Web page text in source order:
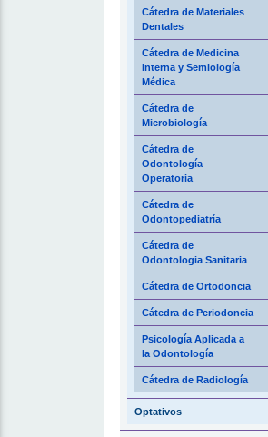
Cátedra de Materiales
Dentales
Cátedra de Medicina
Interna y Semiología
Médica
Cátedra de
Microbiología
Cátedra de
Odontología
Operatoria
Cátedra de
Odontopediatría
Cátedra de
Odontologia Sanitaria
Cátedra de Ortodoncia
Cátedra de Periodoncia
Psicología Aplicada a
la Odontología
Cátedra de Radiología
Optativos